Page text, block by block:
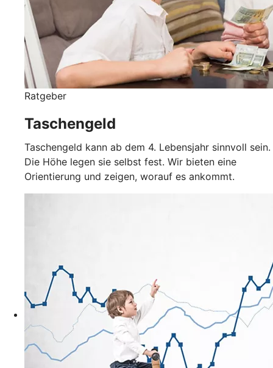
Ratgeber
Taschengeld
Taschengeld kann ab dem 4. Lebensjahr sinnvoll sein.
Die Höhe legen sie selbst fest. Wir bieten eine
Orientierung und zeigen, worauf es ankommt.